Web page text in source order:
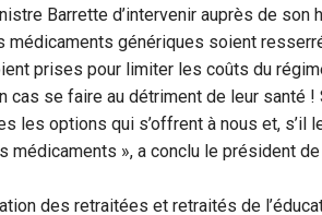
Barrette d’intervenir auprès de son
médicaments génériques soient
prises pour limiter les coûts du
cas se faire au détriment de leur santé
les options qui s’offrent à nous et, s’il
», a conclu le président de
des retraitées et retraités de